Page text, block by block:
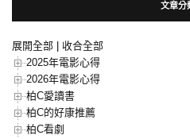
文章分
展開全部
收合全部
2025年電影心得
2026年電影心得
柏C愛讀書
柏C的好康推薦
柏C看劇